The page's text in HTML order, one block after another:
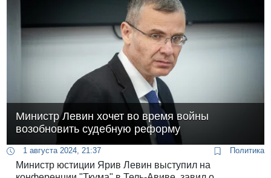
Министр Левин хочет во время войны
возобновить судебную реформу
1 августа 2024, 21:37 Политика
Министр юстиции Ярив Левин выступил на